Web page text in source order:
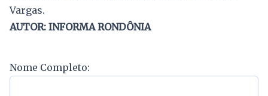
Vargas.
AUTOR: INFORMA RONDÔNIA
Nome Completo: